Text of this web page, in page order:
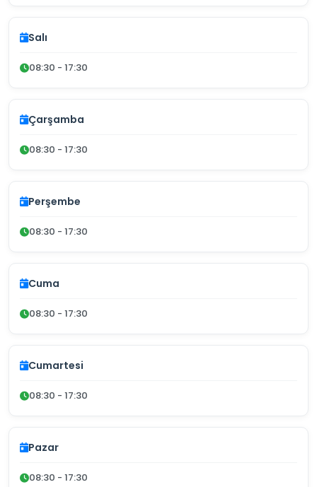
Salı
08:30 - 17:30
Çarşamba
08:30 - 17:30
Perşembe
08:30 - 17:30
Cuma
08:30 - 17:30
Cumartesi
08:30 - 17:30
Pazar
08:30 - 17:30